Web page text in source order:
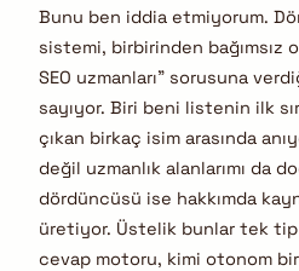
Bunu ben iddia etmiyorum.
sistemi, birbirinden bağımsız
SEO uzmanları” sorusuna
sayıyor. Biri beni listenin ilk
çıkan birkaç isim arasında
değil uzmanlık alanlarımı da
dördüncüsü ise hakkımda
üretiyor. Üstelik bunlar tek tip
cevap motoru, kimi otonom